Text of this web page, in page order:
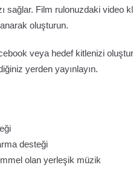
sağlar. Film rulonuzdaki video
oluşturun.
veya hedef kitlenizi
yerden yayınlayın.
desteği
olan yerleşik müzik